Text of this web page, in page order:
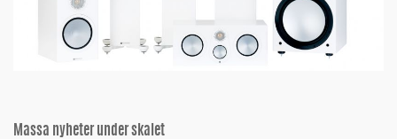
Massa nyheter under skalet